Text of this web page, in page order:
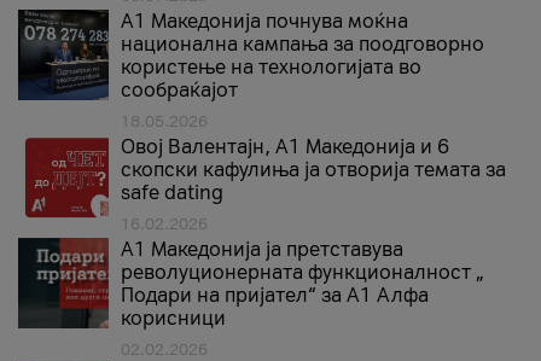
A1 Македонија почнува моќна
национална кампања за поодговорно
користење на технологијата во
сообраќајот
18.05.2026
Овој Валентајн, A1 Македонија и 6
скопски кафулиња ја отворија темата за
safe dating
16.02.2026
А1 Македонија ја претставува
револуционерната функционалност „
Подари на пријател“ за А1 Алфа
корисници
02.02.2026